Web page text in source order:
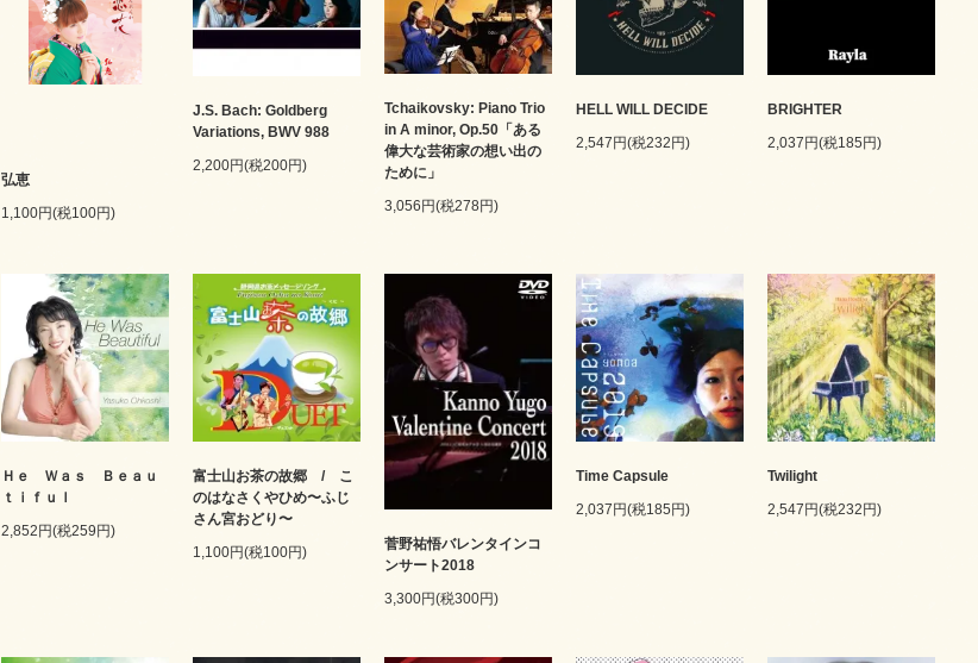
弘恵
1,100円(税100円)
J.S. Bach: Goldberg
Variations, BWV 988
2,200円(税200円)
Tchaikovsky: Piano Trio
in A minor, Op.50「ある
偉大な芸術家の想い出の
ために」
3,056円(税278円)
HELL WILL DECIDE
2,547円(税232円)
BRIGHTER
2,037円(税185円)
Ｈｅ Ｗａｓ Ｂｅａｕ
ｔｉｆｕｌ
2,852円(税259円)
富士山お茶の故郷 / こ
のはなさくやひめ〜ふじ
さん宮おどり〜
1,100円(税100円)
菅野祐悟バレンタインコ
ンサート2018
3,300円(税300円)
Time Capsule
2,037円(税185円)
Twilight
2,547円(税232円)